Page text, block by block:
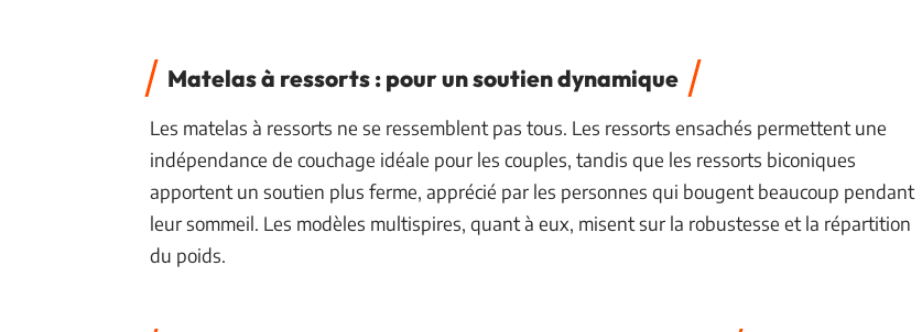
Matelas à ressorts : pour un soutien dynamique
Les matelas à ressorts ne se ressemblent pas tous. Les ressorts ensachés permettent une
indépendance de couchage idéale pour les couples, tandis que les ressorts biconiques
apportent un soutien plus ferme, apprécié par les personnes qui bougent beaucoup pendant
leur sommeil. Les modèles multispires, quant à eux, misent sur la robustesse et la répartition
du poids.